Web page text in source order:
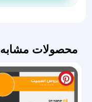
باز
تأثیر
36
عدد
محصولات مشابه